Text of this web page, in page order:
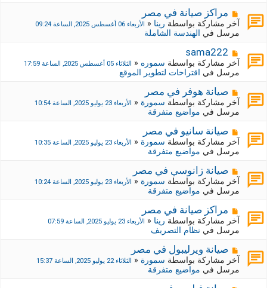
ة
ك
ة
ج
د
د
ة
م
ش
ر
ك
ة
ج
د
د
ة
مراكز صيانة في مصر
آخر مشاركة بواسطة رينا« الأربعاء 06 أغسطس 2025, الساعة 09:24
مرسل في الهندسة الشاملة
م
ش
ر
ك
ة
ج
د
د
ة
sama222
آخر مشاركة بواسطة سموره« الثلاثاء 05 أغسطس 2025, الساعة 17:59
مرسل في اقتراحات لتطوير الموقع
م
ش
ر
ك
ة
ج
د
د
ة
صيانة هوفر في مصر
آخر مشاركة بواسطة سمورة« الأربعاء 23 يوليو 2025, الساعة 10:54
مرسل في مواضيع متفرقة
م
ش
ر
ك
ة
ج
د
د
ة
صيانة سانيو في مصر
آخر مشاركة بواسطة سمورة« الأربعاء 23 يوليو 2025, الساعة 10:35
مرسل في مواضيع متفرقة
م
ش
ر
ك
ة
ج
د
د
ة
صيانة زانوسي في مصر
آخر مشاركة بواسطة سمورة« الأربعاء 23 يوليو 2025, الساعة 10:24
مرسل في مواضيع متفرقة
م
ش
ر
ك
ة
ج
د
مراكز صيانة في مصر
آخر مشاركة بواسطة رينا« الأربعاء 23 يوليو 2025, الساعة 07:59
مرسل في نظام التصريف
م
ش
ر
ك
صيانة ويرليبول في مصر
آخر مشاركة بواسطة سمورة« الثلاثاء 22 يوليو 2025, الساعة 15:37
مرسل في مواضيع متفرقة